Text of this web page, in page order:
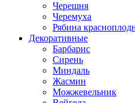
Черешня
Черемуха
Рябина
Декоративные
Барбарис
Сирень
Миндаль
Жасмин
Можжевельник